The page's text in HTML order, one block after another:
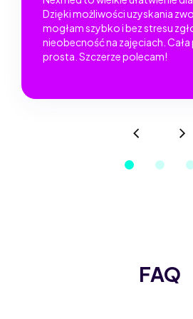
Dzięki możliwości uzyskania
mogłam szybko i bez stresu
nieobecność na zajęciach.
prosta. Szczerze polecam!
FAQ